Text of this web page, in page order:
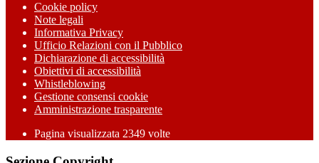
Cookie policy
Note legali
Informativa Privacy
Ufficio Relazioni con il Pubblico
Dichiarazione di accessibilità
Obiettivi di accessibilità
Whistleblowing
Gestione consensi cookie
Amministrazione trasparente
Pagina visualizzata 2349 volte